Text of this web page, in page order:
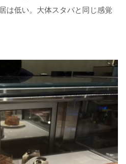
は低い。大体スタバと同じ感覚